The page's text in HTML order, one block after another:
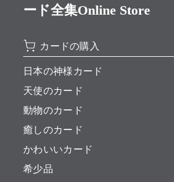
ード全集Online Store
カードの購入
日本の神様カード
天使のカード
動物のカード
癒しのカード
かわいいカード
希少品